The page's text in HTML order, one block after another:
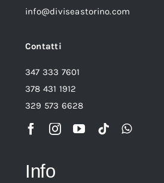
info@diviseastorino.com
Contatti
347 333 7601
378 431 1912
329 573 6628
Info